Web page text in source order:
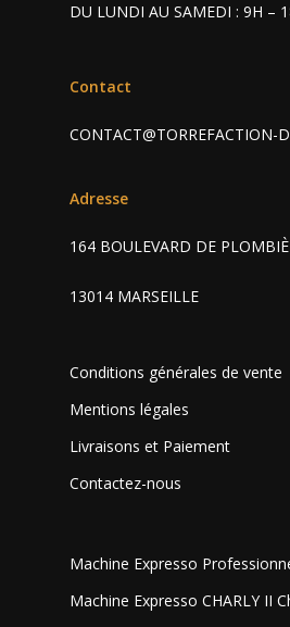
DU LUNDI AU SAMEDI : 9H –
Contact
CONTACT@TORREFACTION-
Adresse
164 BOULEVARD DE
13014 MARSEILLE
Conditions générales de vente
Mentions légales
Livraisons et Paiement
Contactez-nous
Machine Expresso
Machine Expresso CHARLY II